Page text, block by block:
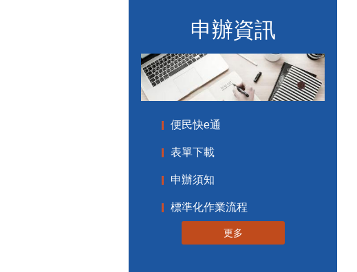
申辦資訊
便民快e通
表單下載
申辦須知
標準化作業流程
更多